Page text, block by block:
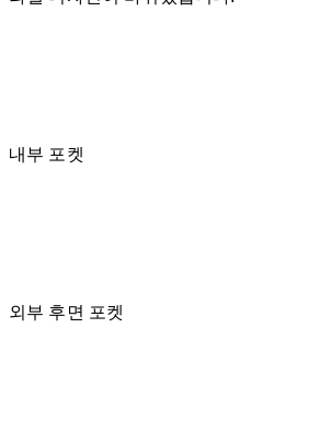
내부 포켓
외부 후면 포켓